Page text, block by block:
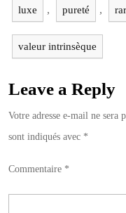
luxe , pureté ,
valeur intrinsèque
Leave a Reply
Votre adresse e-mail ne sera
sont indiqués avec *
Commentaire *